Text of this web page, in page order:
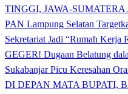
TINGGI, JAWA-
PAN Lampung Selatan
Sekretariat Jadi “Rumah Kerja
GEGER! Dugaan Belatung
Sukabanjar Picu Keresahan
DI DEPAN MATA BUPATI,